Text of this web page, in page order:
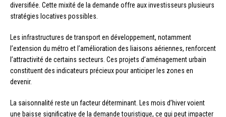
diversifiée. Cette mixité de la demande offre aux investisseurs plusieurs
stratégies locatives possibles.
Les infrastructures de transport en développement, notamment
l’extension du métro et l’amélioration des liaisons aériennes, renforcent
l’attractivité de certains secteurs. Ces projets d’aménagement urbain
constituent des indicateurs précieux pour anticiper les zones en
devenir.
La saisonnalité reste un facteur déterminant. Les mois d’hiver voient
une baisse significative de la demande touristique, ce qui peut impacter